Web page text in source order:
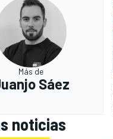
Más de
Sáez
noticias